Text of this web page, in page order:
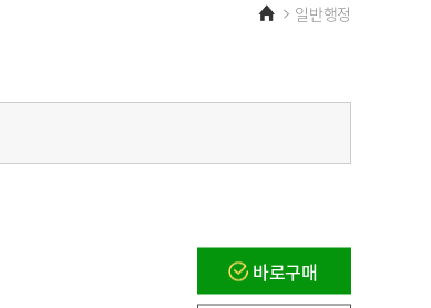
Home일반행정
바로구매